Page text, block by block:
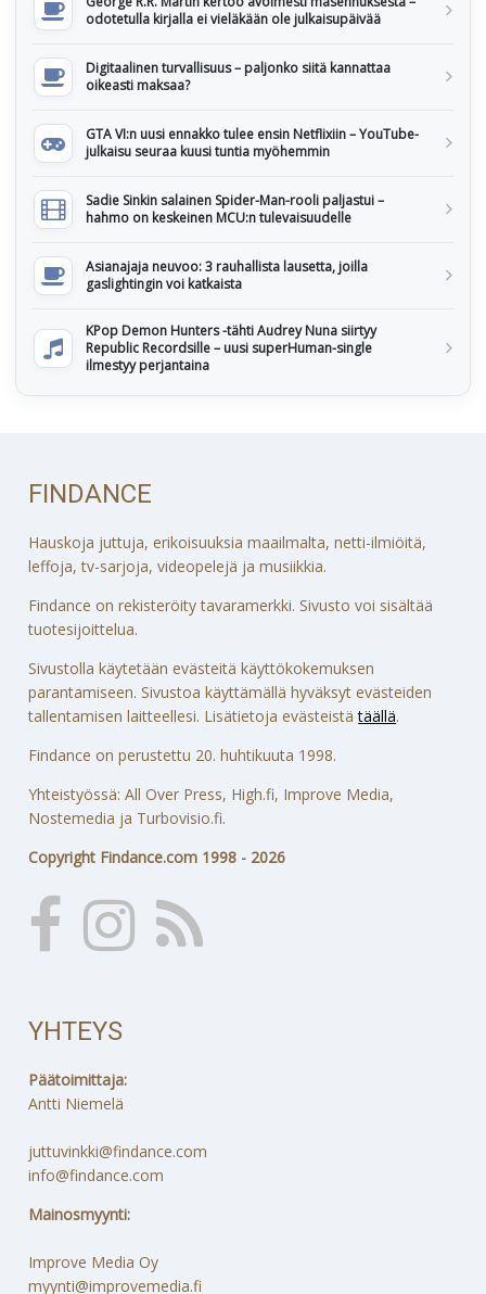
odotetulla kirjalla ei vieläkään ole julkaisupäivää
Digitaalinen turvallisuus – paljonko siitä kannattaa
oikeasti maksaa?
GTA VI:n uusi ennakko tulee ensin Netflixiin – YouTube-
julkaisu seuraa kuusi tuntia myöhemmin
Sadie Sinkin salainen Spider-Man-rooli paljastui –
hahmo on keskeinen MCU:n tulevaisuudelle
Asianajaja neuvoo: 3 rauhallista lausetta, joilla
gaslightingin voi katkaista
KPop Demon Hunters -tähti Audrey Nuna siirtyy
Republic Recordsille – uusi superHuman-single
ilmestyy perjantaina
FINDANCE
Hauskoja juttuja, erikoisuuksia maailmalta, netti-ilmiöitä,
leffoja, tv-sarjoja, videopelejä ja musiikkia.
Findance on rekisteröity tavaramerkki. Sivusto voi sisältää
tuotesijoittelua.
Sivustolla käytetään evästeitä käyttökokemuksen
parantamiseen. Sivustoa käyttämällä hyväksyt evästeiden
tallentamisen laitteellesi. Lisätietoja evästeistätäällä.
Findance on perustettu 20. huhtikuuta 1998.
Yhteistyössä: All Over Press, High.fi, Improve Media,
Nostemedia ja Turbovisio.fi.
Copyright Findance.com 1998 - 2026
YHTEYS
Päätoimittaja:
Antti Niemelä
juttuvinkki@findance.com
info@findance.com
Mainosmyynti:
Improve Media Oy
myynti@improvemedia.fi